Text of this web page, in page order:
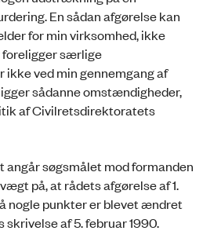
En sådan afgørelse kan
for min virksomhed, ikke
foreligger særlige
ved min gennemgang af
sådanne omstændigheder,
af Civilretsdirektoratets
angår søgsmålet mod formanden
på, at rådets afgørelse af 1.
nogle punkter er blevet ændret
af 5. februar 1990.